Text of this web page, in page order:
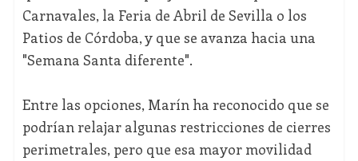
Carnavales, la Feria de Abril de Sevilla o los
Patios de Córdoba, y que se avanza hacia una
"Semana Santa diferente".
Entre las opciones, Marín ha reconocido que se
podrían relajar algunas restricciones de cierres
perimetrales, pero que esa mayor movilidad